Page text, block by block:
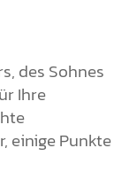
des Sohnes
Ihre
einige Punkte